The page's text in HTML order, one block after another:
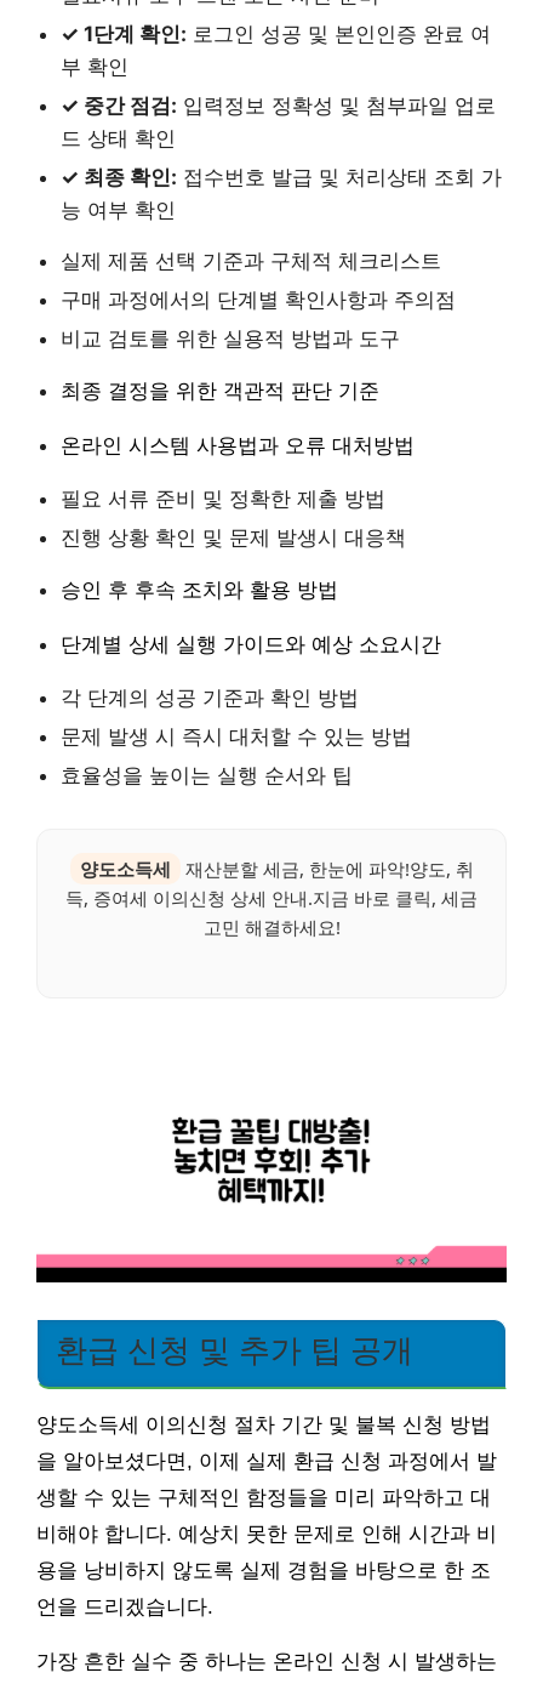
✓ 1단계 확인: 로그인 성공 및 본인인증 완료 여
부 확인
✓ 중간 점검: 입력정보 정확성 및 첨부파일 업로
드 상태 확인
✓ 최종 확인: 접수번호 발급 및 처리상태 조회 가
능 여부 확인
실제 제품 선택 기준과 구체적 체크리스트
구매 과정에서의 단계별 확인사항과 주의점
비교 검토를 위한 실용적 방법과 도구
최종 결정을 위한 객관적 판단 기준
온라인 시스템 사용법과 오류 대처방법
필요 서류 준비 및 정확한 제출 방법
진행 상황 확인 및 문제 발생시 대응책
승인 후 후속 조치와 활용 방법
단계별 상세 실행 가이드와 예상 소요시간
각 단계의 성공 기준과 확인 방법
문제 발생 시 즉시 대처할 수 있는 방법
효율성을 높이는 실행 순서와 팁
양도소득세
재산분할 세금, 한눈에 파악!양도, 취
득, 증여세 이의신청 상세 안내.지금 바로 클릭, 세금
고민 해결하세요!
환급 신청 및 추가 팁 공개
양도소득세 이의신청 절차 기간 및 불복 신청 방법
을 알아보셨다면, 이제 실제 환급 신청 과정에서 발
생할 수 있는 구체적인 함정들을 미리 파악하고 대
비해야 합니다. 예상치 못한 문제로 인해 시간과 비
용을 낭비하지 않도록 실제 경험을 바탕으로 한 조
언을 드리겠습니다.
가장 흔한 실수 중 하나는 온라인 신청 시 발생하는